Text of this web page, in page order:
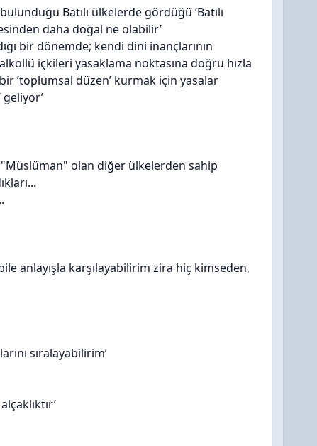
Batılı ülkelerde gördüğü ’Batılı
daha doğal ne olabilir’
bir dönemde; kendi dini inançlarının
içkileri yasaklama noktasına doğru hızla
’toplumsal düzen’ kurmak için yasalar
"Müslüman" olan diğer ülkelerden sahip
anlayışla karşılayabilirim zira hiç kimseden,
sıralayabilirim’